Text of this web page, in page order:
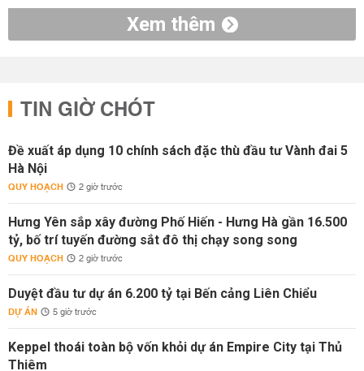
Xem thêm
TIN GIỜ CHÓT
Đề xuất áp dụng 10 chính sách đặc thù đầu tư Vành đai 5
Hà Nội
QUY HOẠCH 2 giờ trước
Hưng Yên sắp xây đường Phố Hiến - Hưng Hà gần 16.500
tỷ, bố trí tuyến đường sắt đô thị chạy song song
QUY HOẠCH 2 giờ trước
Duyệt đầu tư dự án 6.200 tỷ tại Bến cảng Liên Chiểu
DỰ ÁN 5 giờ trước
Keppel thoái toàn bộ vốn khỏi dự án Empire City tại Thủ
Thiêm